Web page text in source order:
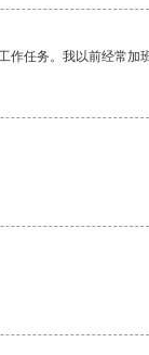
任务。我以前经常加